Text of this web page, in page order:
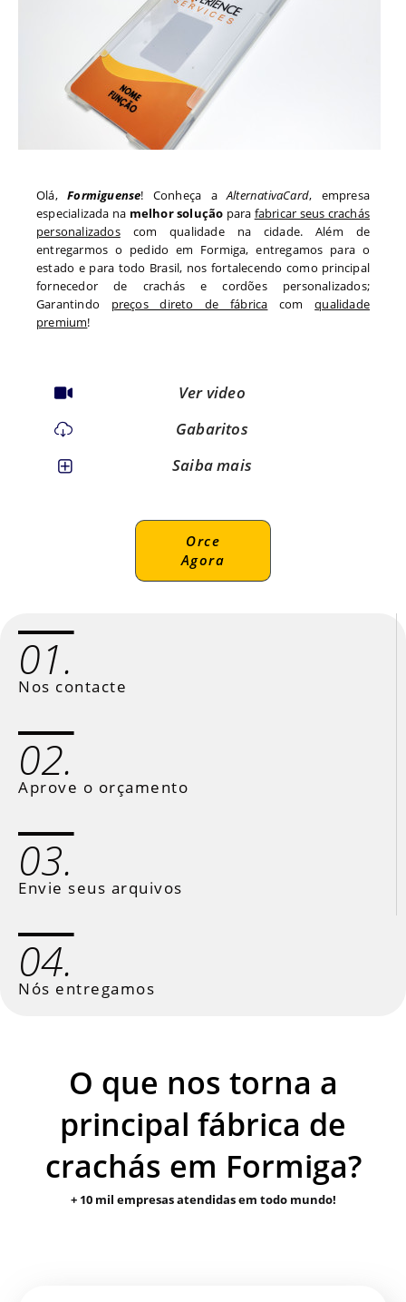
Olá,Formiguense! Conheça aAlternativaCard, empresa
especializada na melhor solução para fabricar seus crachás
personalizadoscom qualidade na cidade. Além de
entregarmos o pedido em Formiga, entregamos para o
estado e para todo Brasil, nos fortalecendo como principal
fornecedor de crachás e cordões personalizados;
Garantindo preços direto de fábrica comqualidade
premium!
Ver video
Gabaritos
Saiba mais
Orce
Agora
01.
Nos contacte
02.
Aprove o orçamento
03.
Envie seus arquivos
04.
Nós entregamos
O que nos torna a
principal fábrica de
crachás em Formiga?
+ 10 mil empresas atendidas em todo mundo!